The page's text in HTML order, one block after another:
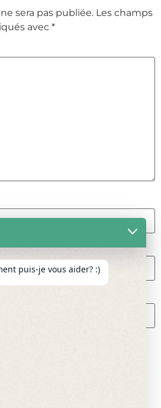
sera pas publiée. Les champs
avec *
mon e-mail et mon site dans
prochain commentaire.
puis-je vous aider? :)